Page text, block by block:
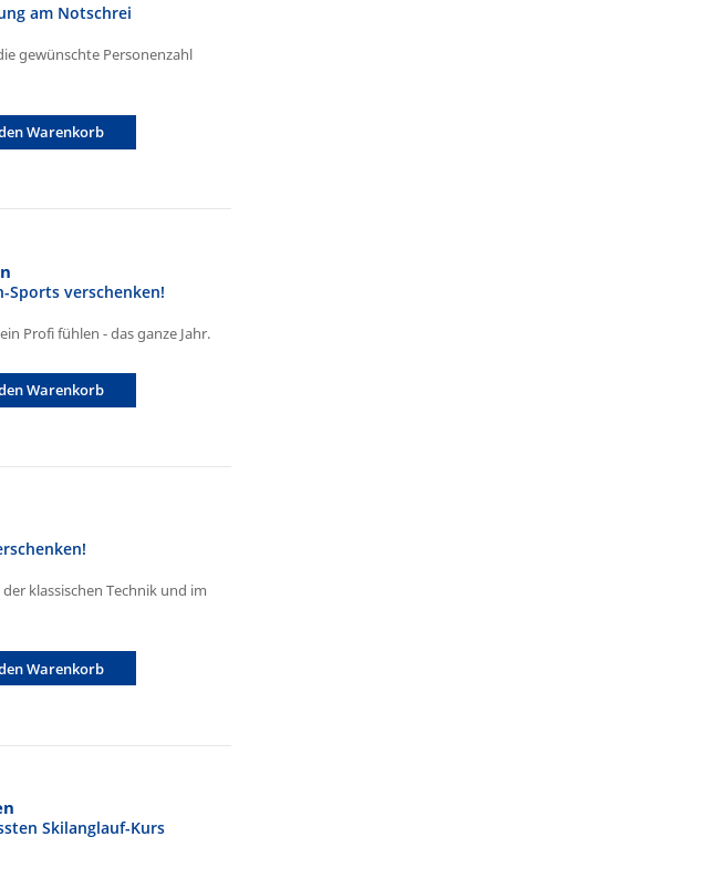
am Notschrei
gewünschte Personenzahl
Warenkorb
Sports verschenken!
Profi fühlen - das ganze Jahr.
Warenkorb
klassischen Technik und im
Warenkorb
Skilanglauf-Kurs